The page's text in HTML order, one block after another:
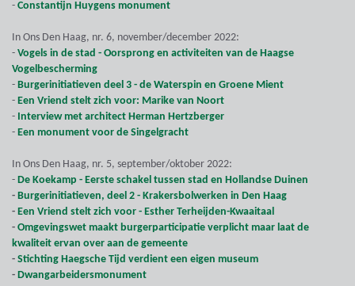
- Constantijn Huygens monument
In Ons Den Haag, nr. 6, november/december 2022:
- Vogels in de stad - Oorsprong en activiteiten van de Haagse
Vogelbescherming
- Burgerinitiatieven deel 3 - de Waterspin en Groene Mient
- Een Vriend stelt zich voor: Marike van Noort
- Interview met architect Herman Hertzberger
- Een monument voor de Singelgracht
In Ons Den Haag, nr. 5, september/oktober 2022:
- De Koekamp - Eerste schakel tussen stad en Hollandse Duinen
- Burgerinitiatieven, deel 2 - Krakersbolwerken in Den Haag
- Een Vriend stelt zich voor - Esther Terheijden-Kwaaitaal
- Omgevingswet maakt burgerparticipatie verplicht maar laat de
kwaliteit ervan over aan de gemeente
- Stichting Haegsche Tijd verdient een eigen museum
- Dwangarbeidersmonument